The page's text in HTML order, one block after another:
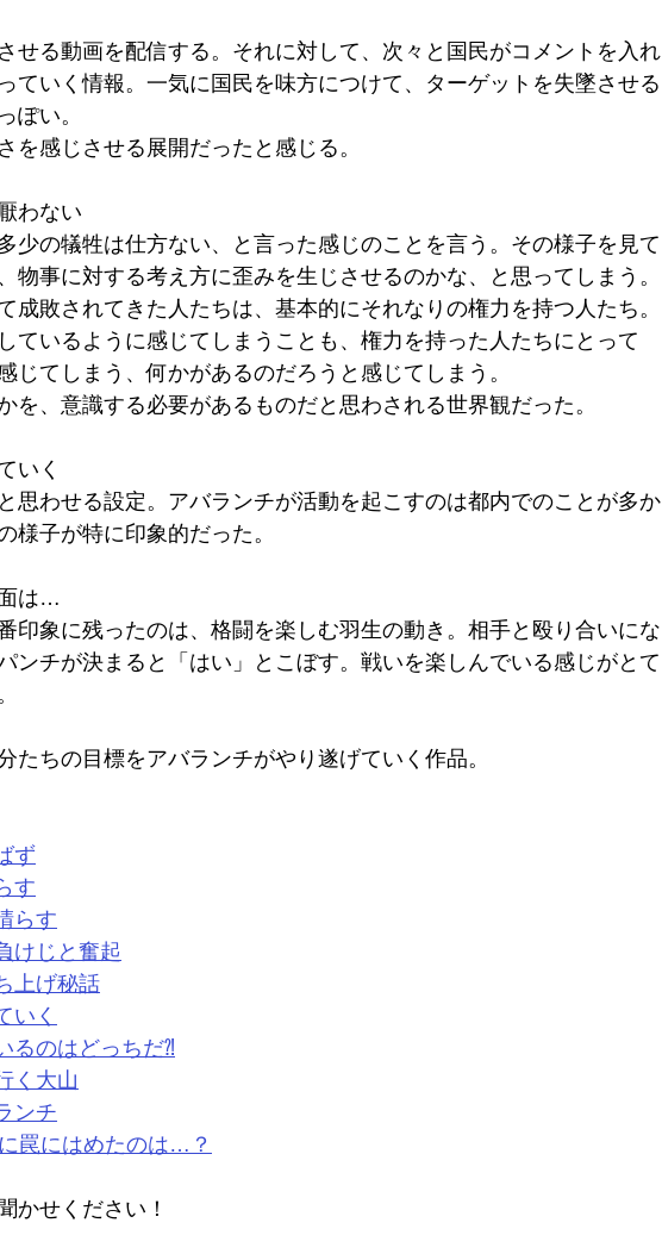
せる動画を配信する。それに対して、次々と国民がコメントを入れ
ていく情報。一気に国民を味方につけて、ターゲットを失墜させる
ぽい。
感じさせる展開だったと感じる。
わない
少の犠牲は仕方ない、と言った感じのことを言う。その様子を見て
物事に対する考え方に歪みを生じさせるのかな、と思ってしまう。
成敗されてきた人たちは、基本的にそれなりの権力を持つ人たち。
ているように感じてしまうことも、権力を持った人たちにとって
じてしまう、何かがあるのだろうと感じてしまう。
、意識する必要があるものだと思わされる世界観だった。
いく
思わせる設定。アバランチが活動を起こすのは都内でのことが多か
様子が特に印象的だった。
は…
印象に残ったのは、格闘を楽しむ羽生の動き。相手と殴り合いにな
ンチが決まると「はい」とこぼす。戦いを楽しんでいる感じがとて
ちの目標をアバランチがやり遂げていく作品。
ず
す
らす
けじと奮起
上げ秘話
いく
るのはどっちだ⁈
く大山
ンチ
罠にはめたのは…？
かせください！